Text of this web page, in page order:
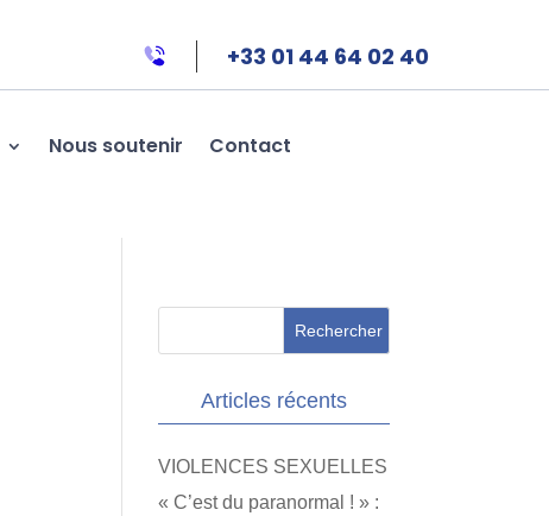
+33 01 44 64 02 40
Nous soutenir Contact
Articles récents
VIOLENCES SEXUELLES
« C’est du paranormal ! » :